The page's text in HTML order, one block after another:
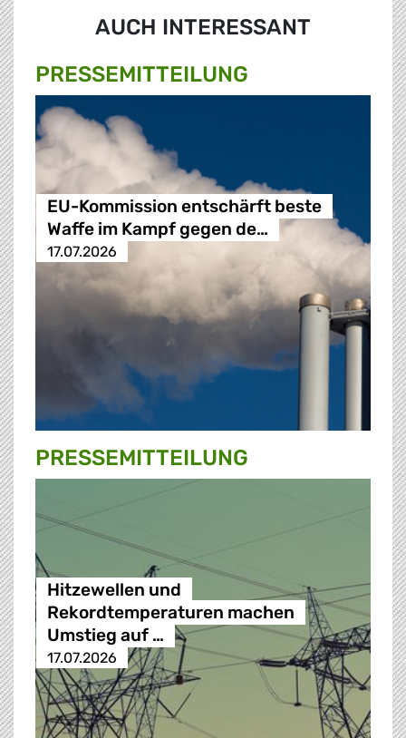
AUCH INTERESSANT
PRESSE­MITTEILUNG
EU-Kommission entschärft beste
Waffe im Kampf gegen de…
17.07.2026
PRESSE­MITTEILUNG
Hitzewellen und
Rekordtemperaturen machen
Umstieg auf …
17.07.2026